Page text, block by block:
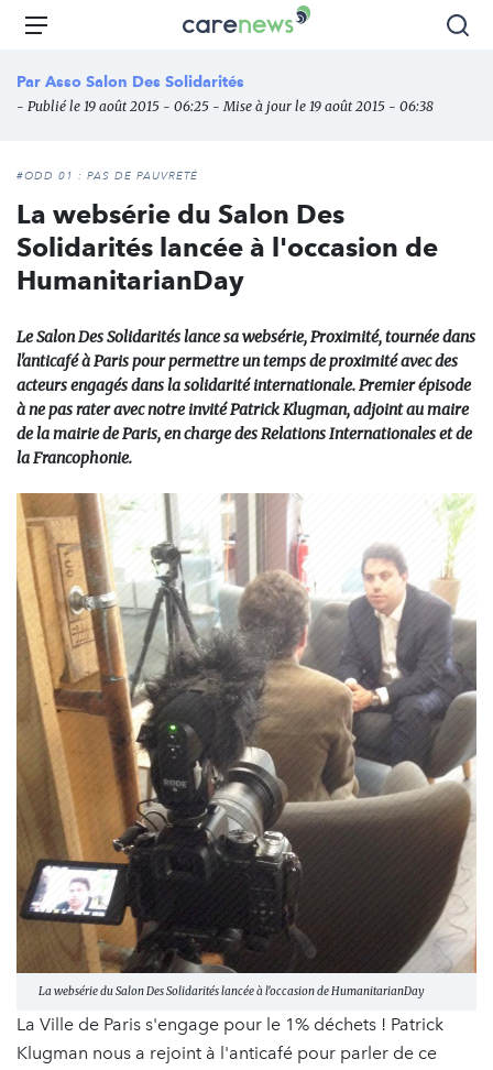
Aller
principal
Carenews,
média
des
l'engagement
Menu
Par Asso Salon Des Solidarités
- Publié le 19 août 2015 - 06:25 - Mise à jour le 19 août 2015 - 06:38
#ODD 01 : PAS DE PAUVRETÉ
La websérie du Salon Des
Solidarités lancée à l'occasion de
HumanitarianDay
Le Salon Des Solidarités lance sa websérie, Proximité, tournée dans
l'anticafé à Paris pour permettre un temps de proximité avec des
acteurs engagés dans la solidarité internationale. Premier épisode
à ne pas rater avec notre invité Patrick Klugman, adjoint au maire
de la mairie de Paris, en charge des Relations Internationales et de
la Francophonie.
La websérie du Salon Des Solidarités lancée à l'occasion de HumanitarianDay
La Ville de Paris s'engage pour le 1% déchets ! Patrick
Klugman nous a rejoint à l'anticafé pour parler de ce